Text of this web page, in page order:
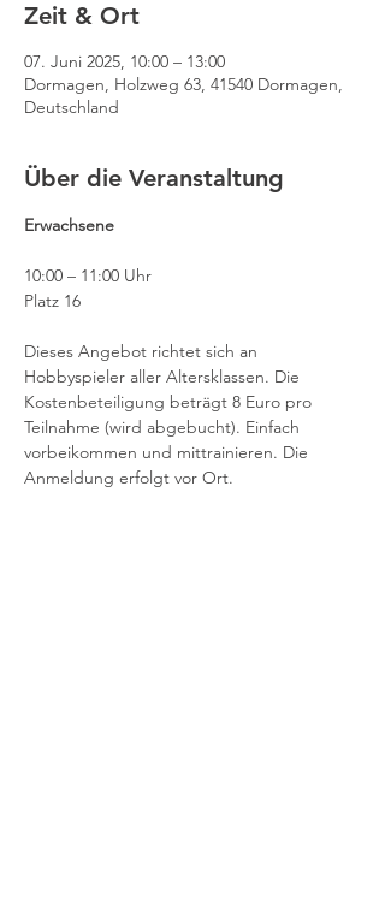
Zeit & Ort
07. Juni 2025, 10:00 – 13:00
Dormagen, Holzweg 63, 41540 Dormagen,
Deutschland
Über die Veranstaltung
Erwachsene
10:00 – 11:00 Uhr
Platz 16
Dieses Angebot richtet sich an
Hobbyspieler aller Altersklassen. Die
Kostenbeteiligung beträgt 8 Euro pro
Teilnahme (wird abgebucht). Einfach
vorbeikommen und mittrainieren. Die
Anmeldung erfolgt vor Ort.